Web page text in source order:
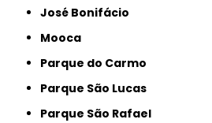
José Bonifácio
Mooca
Parque do Carmo
Parque São Lucas
Parque São Rafael